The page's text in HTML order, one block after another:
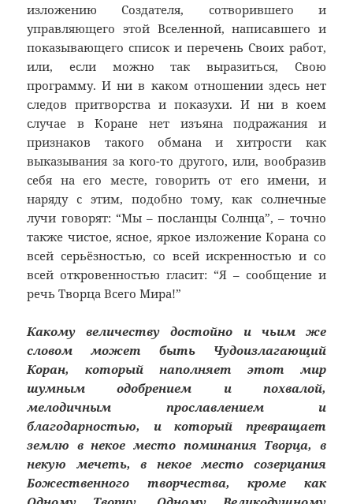
изложению Создателя, сотворившего и
управляющего этой Вселенной, написавшего и
показывающего список и перечень Своих работ,
или, если можно так выразиться, Свою
программу. И ни в каком отношении здесь нет
следов притворства и показухи. И ни в коем
случае в Коране нет изъяна подражания и
признаков такого обмана и хитрости как
выказывания за кого-то другого, или, вообразив
себя на его месте, говорить от его имени, и
наряду с этим, подобно тому, как солнечные
лучи говорят: “Мы – посланцы Солнца”, – точно
также чистое, ясное, яркое изложение Корана со
всей серьёзностью, со всей искренностью и со
всей откровенностью гласит: “Я – сообщение и
речь Творца Всего Мира!”
Какому величеству достойно и чьим же
словом может быть Чудоизлагающий
Коран, который наполняет этот мир
шумным одобрением и похвалой,
мелодичным прославлением и
благодарностью, и который превращает
землю в некое место поминания Творца, в
некую мечеть, в некое место созерцания
Божественного творчества, кроме как